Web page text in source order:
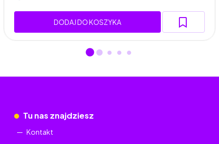
DODAJ DO KOSZYKA
Tu nas znajdziesz
Kontakt